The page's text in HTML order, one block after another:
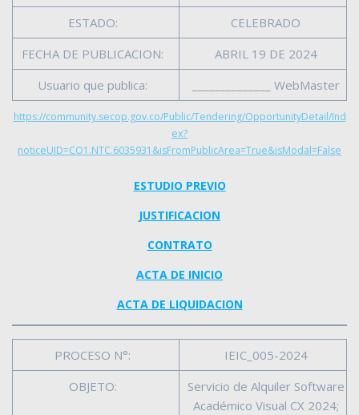
ESTADO:
CELEBRADO
FECHA DE PUBLICACION:
ABRIL 19 DE 2024
Usuario que publica:
______________ WebMaster
https://community.secop.gov.co/Public/Tendering/OpportunityDetail/Ind
ex?
noticeUID=CO1.NTC.6035931&isFromPublicArea=True&isModal=False
ESTUDIO PREVIO
JUSTIFICACION
CONTRATO
ACTA DE INICIO
ACTA DE LIQUIDACION
PROCESO N°:
IEIC_005-2024
OBJETO:
Servicio de Alquiler Software
Académico Visual CX 2024;